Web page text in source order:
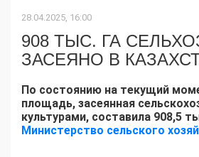
28.04.2025, 16:00
908 ТЫС. ГА
ЗАСЕЯНО В
По состоянию на текущий
площадь, засеянная
культурами, составила 908,5
Министерство сельского